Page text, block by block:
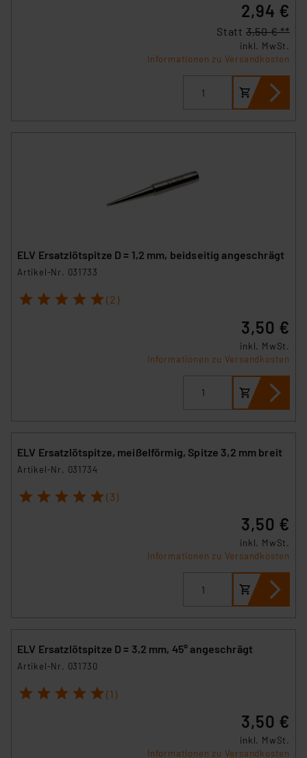
2,94 €
Statt 3,50 € **
inkl. MwSt.
Informationen zu Versandkosten
ELV Ersatzlötspitze D = 1,2 mm, beidseitig angeschrägt
Artikel-Nr. 031733
1 2 3 4 5 (2)
3,50 €
inkl. MwSt.
Informationen zu Versandkosten
ELV Ersatzlötspitze, meißelförmig, Spitze 3,2 mm breit
Artikel-Nr. 031734
1 2 3 4 5 (3)
3,50 €
inkl. MwSt.
Informationen zu Versandkosten
ELV Ersatzlötspitze D = 3,2 mm, 45° angeschrägt
Artikel-Nr. 031730
1 2 3 4 5 (1)
3,50 €
inkl. MwSt.
Informationen zu Versandkosten